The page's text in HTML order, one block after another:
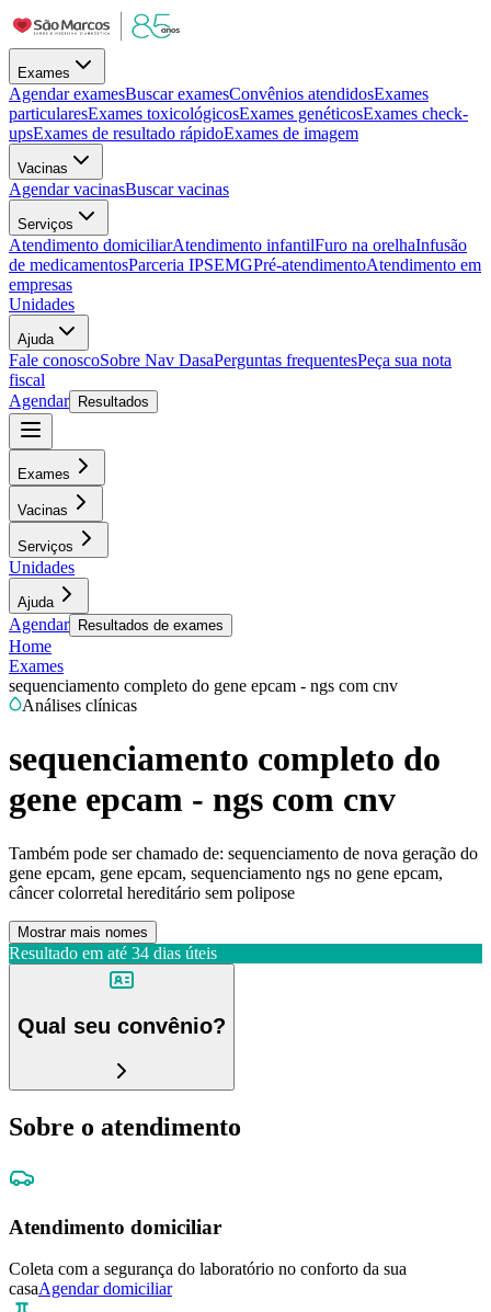
Exames
Agendar examesBuscar examesConvênios atendidosExames
particularesExames toxicológicosExames genéticosExames check-
upsExames de resultado rápidoExames de imagem
Vacinas
Agendar vacinasBuscar vacinas
Serviços
Atendimento domiciliarAtendimento infantilFuro na orelhaInfusão
de medicamentosParceria IPSEMGPré-atendimentoAtendimento em
empresas
Unidades
Ajuda
Fale conoscoSobre Nav DasaPerguntas frequentesPeça sua nota
fiscal
Agendar
Resultados
Exames
Vacinas
Serviços
Unidades
Ajuda
Agendar Resultados de exames
Home
Exames
sequenciamento completo do gene epcam - ngs com cnv
Análises clínicas
sequenciamento completo do
gene epcam - ngs com cnv
Também pode ser chamado de: sequenciamento de nova geração do
gene epcam, gene epcam, sequenciamento ngs no gene epcam,
câncer colorretal hereditário sem polipose
Mostrar mais nomes
Resultado em até 34 dias úteis
Qual seu convênio?
Sobre o atendimento
Atendimento domiciliar
Coleta com a segurança do laboratório no conforto da sua
casaAgendar domiciliar